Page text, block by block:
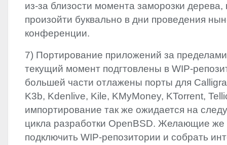
из-за близости момента заморозки
произойти буквально в дни проведения
конференции.
7) Портирование приложений за
текущий момент подгтовлены в WIP-
большей части отлажены порты для
K3b, Kdenlive, Kile, KMyMoney, KTorrent,
импортирование так же ожидается на
цикла разработки OpenBSD. Желающие же
подключить WIP-репозитории и собрать